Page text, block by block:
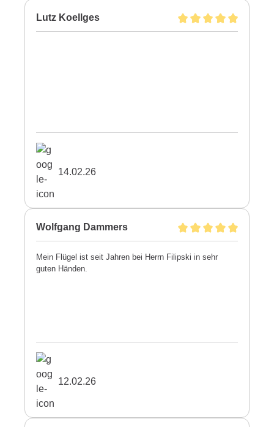
Lutz Koellges
14.02.26
Wolfgang Dammers
Mein Flügel ist seit Jahren bei Herrn Filipski in sehr
guten Händen.
12.02.26